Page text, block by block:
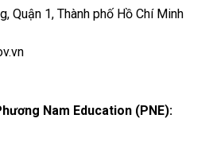
Quận 1, Thành phố Hồ Chí Minh
Nam Education (PNE):